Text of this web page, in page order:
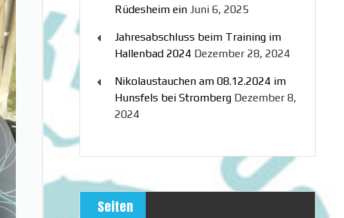
Rüdesheim ein Juni 6, 2025
Jahresabschluss beim Training im
Hallenbad 2024 Dezember 28, 2024
Nikolaustauchen am 08.12.2024 im
Hunsfels bei Stromberg Dezember 8,
2024
Seiten